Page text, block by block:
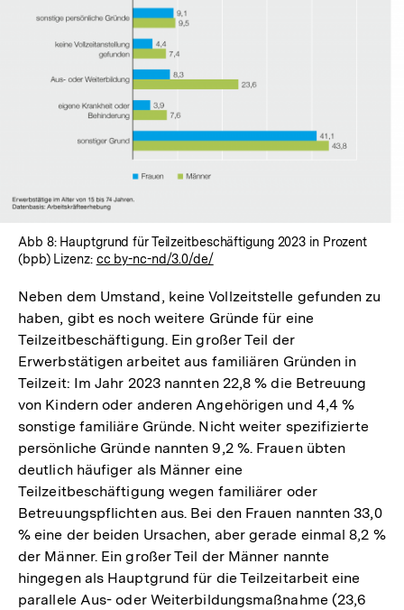
Abb 8: Hauptgrund für Teilzeitbeschäftigung 2023 in Prozent
(bpb) Lizenz: cc by-nc-nd/3.0/de/
Neben dem Umstand, keine Vollzeitstelle gefunden zu
haben, gibt es noch weitere Gründe für eine
Teilzeitbeschäftigung. Ein großer Teil der
Erwerbstätigen arbeitet aus familiären Gründen in
Teilzeit: Im Jahr 2023 nannten 22,8 % die Betreuung
von Kindern oder anderen Angehörigen und 4,4 %
sonstige familiäre Gründe . Nicht weiter spezifizierte
persönliche Gründe nannten 9,2 %. Frauen übten
deutlich häufiger als Männer eine
Teilzeitbeschäftigung wegen familiärer oder
Betreuungspflichten aus. Bei den Frauen nannten 33,0
% eine der beiden Ursachen, aber gerade einmal 8,2 %
der Männer. Ein großer Teil der Männer nannte
hingegen als Hauptgrund für die Teilzeitarbeit eine
parallele Aus- oder Weiterbildungsmaßnahme (23,6